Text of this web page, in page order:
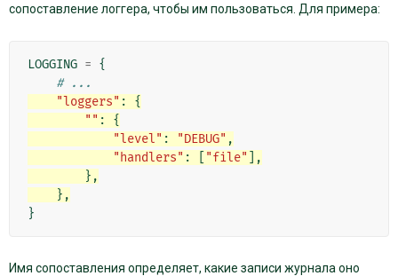
сопоставление логгера, чтобы им пользоваться. Для примера:
LOGGING = {
# ...
"loggers" :
{
"" :
{
"level" : "DEBUG" ,
"handlers" : "file"
],
},
},
}
Имя сопоставления определяет, какие записи журнала оно